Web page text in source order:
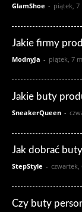
GlamShoe - piątek, 7
Jakie firmy
ModnyJa - piątek, 7
Jakie buty
SneakerQueen -
Jak dobrać
StepStyle - czwartek,
Czy buty